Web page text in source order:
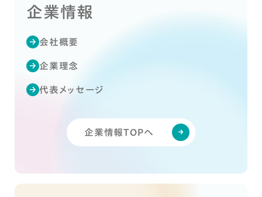
企業情報
会社概要
企業理念
代表メッセージ
企業情報TOPへ